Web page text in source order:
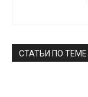
СТАТЬИ ПО ТЕМЕ